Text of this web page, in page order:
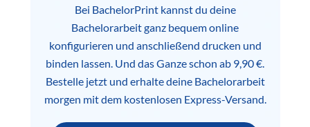
Bei BachelorPrint kannst du deine
Bachelorarbeit ganz bequem online
konfigurieren und anschließend drucken und
binden lassen. Und das Ganze schon ab 9,90 €.
Bestelle jetzt und erhalte deine Bachelorarbeit
morgen mit dem kostenlosen Express-Versand.